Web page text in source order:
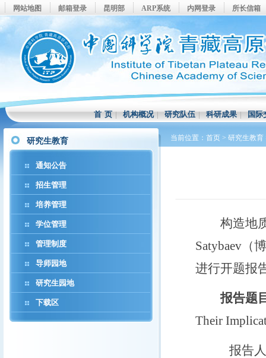
网站地图 邮箱登录 昆明部 ARP系统 内网登录 所长信箱
首 页|机构概况|研究队伍|科研成果|国际
研究生教育
通知公告
招生管理
培养管理
学位管理
管理制度
导师园地
研究生园地
下载区
当前位置： 首页 > 研究生教育
构造地
Satybaev （
进行开题报
报告题
Their
报告